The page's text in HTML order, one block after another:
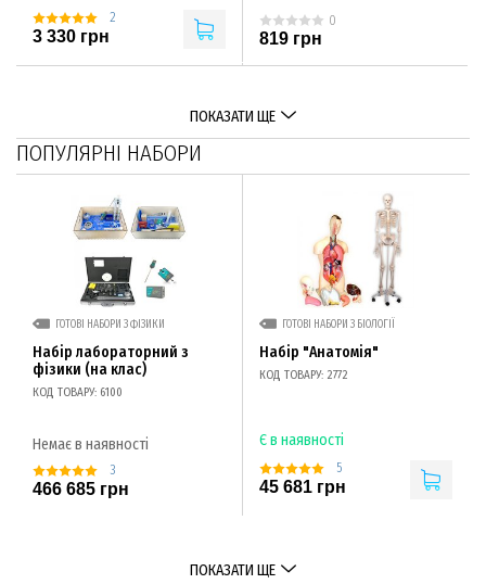
2
3 330 грн
0
819 грн
ПОКАЗАТИ ЩЕ
ПОПУЛЯРНІ НАБОРИ
ГОТОВІ НАБОРИ З ФІЗИКИ
Набір лабораторний з
фізики (на клас)
КОД ТОВАРУ: 6100
Немає в наявності
3
466 685 грн
ГОТОВІ НАБОРИ З БІОЛОГІЇ
Набір "Анатомія"
КОД ТОВАРУ: 2772
Є в наявності
5
45 681 грн
ПОКАЗАТИ ЩЕ